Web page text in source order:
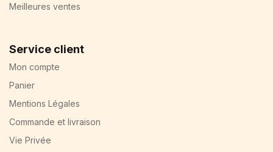
Meilleures ventes
Service client
Mon compte
Panier
Mentions Légales
Commande et livraison
Vie Privée